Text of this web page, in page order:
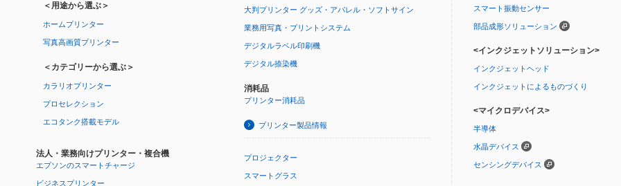
＜用途から選ぶ＞
ホームプリンター
写真高画質プリンター
＜カテゴリーから選ぶ＞
カラリオプリンター
プロセレクション
エコタンク搭載モデル
法人・業務向けプリンター・複合機
エプソンのスマートチャージ
ビジネスプリンター
大判プリンター グッズ・アパレル・ソフトサイン
業務用写真・プリントシステム
デジタルラベル印刷機
デジタル捺染機
消耗品
プリンター消耗品
プリンター製品情報
プロジェクター
スマートグラス
スマート振動センサー
部品成形ソリューション
<インクジェットソリューション>
インクジェットヘッド
インクジェットによるものづくり
<マイクロデバイス>
半導体
水晶デバイス
センシングデバイス